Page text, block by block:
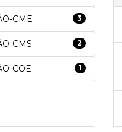
CME 3
CMS 2
COE 1